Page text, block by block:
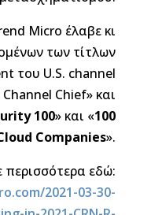
Micro έλαβε κι
των τίτλων
του U.S. channel
Chief» και
100» και «100
Companies».
περισσότερα εδώ:
2021-03-30-